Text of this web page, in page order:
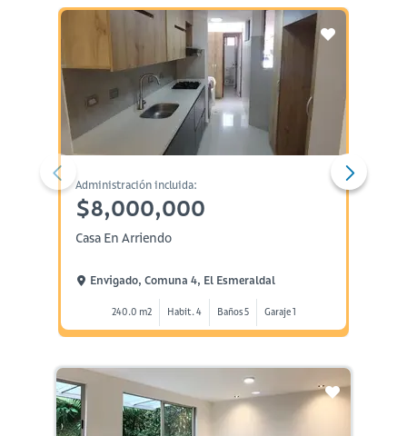
Administración incluida:
$8,000,000
Casa En Arriendo
Envigado, Comuna 4, El Esmeraldal
240.0 m2 Habit. 4 Baños 5 Garaje 1